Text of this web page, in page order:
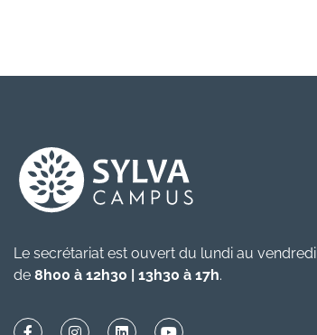
Le secrétariat est ouvert du lundi au vendredi
de 8h00 à 12h30 | 13h30 à 17h.